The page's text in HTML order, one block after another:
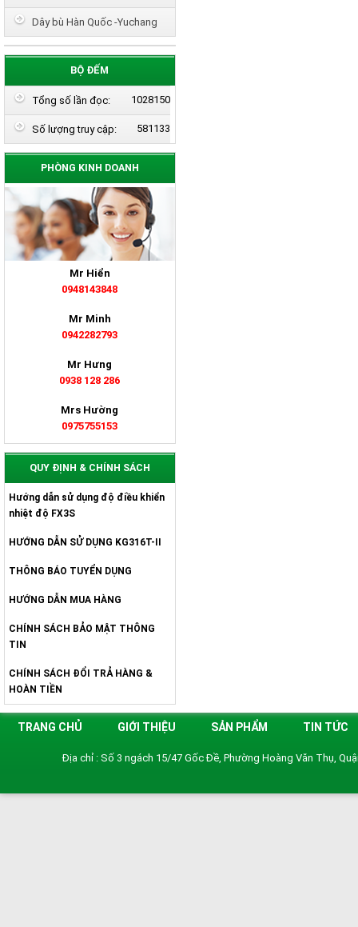
Dây bù Hàn Quốc -Yuchang
BỘ ĐẾM
1028150
Tổng số lần đọc:
581133
Số lượng truy cập:
PHÒNG KINH DOANH
Mr Hiển
0948143848
Mr Minh
0942282793
Mr Hưng
0938 128 286
Mrs Hường
0975755153
QUY ĐỊNH & CHÍNH SÁCH
Hướng dẫn sử dụng độ điều khiển
nhiệt độ FX3S
HƯỚNG DẪN SỬ DỤNG KG316T-II
THÔNG BÁO TUYỂN DỤNG
HƯỚNG DẪN MUA HÀNG
CHÍNH SÁCH BẢO MẬT THÔNG
TIN
CHÍNH SÁCH ĐỔI TRẢ HÀNG &
HOÀN TIỀN
TRANG CHỦ GIỚI THIỆU SẢN PHẨM TIN TỨC
Địa chỉ : Số 3 ngách 15/47 Gốc Đề, Phường Hoàng Văn Thụ,